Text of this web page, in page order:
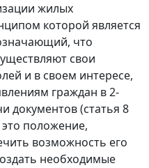
жилых
которой является
что
свои
и в своем интересе,
граждан в 2-
документов (статья 8
это положение,
возможность его
необходимые